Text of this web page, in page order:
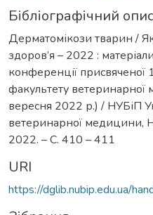
Бібліографічний опис
Дерматомікози тварин /
здоров’я – 2022 :
конференції
факультету
вересня 2022 р.) / НУБіП
ветеринарної медицини,
2022. – С. 410 – 411
URI
https://dglib.nubip.edu.ua/